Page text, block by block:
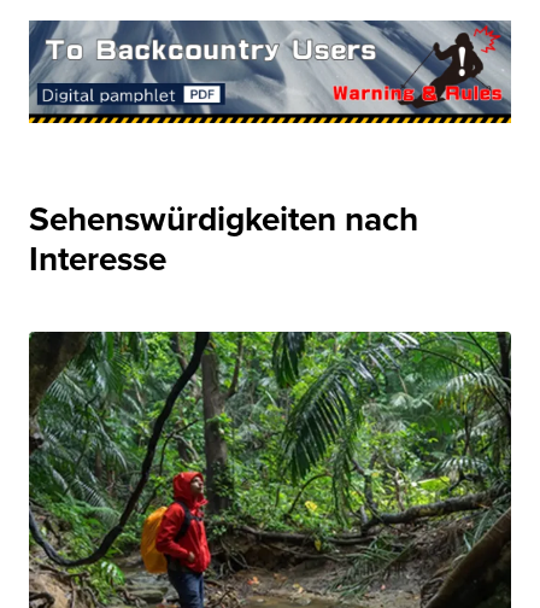
Sehenswürdigkeiten nach
Interesse